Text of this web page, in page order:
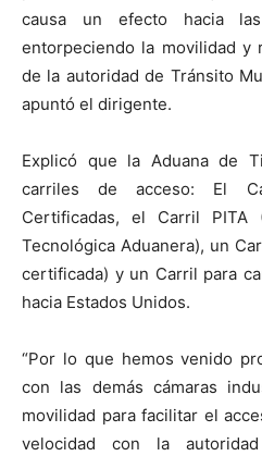
causa un efecto hacia
entorpeciendo la movilidad y
de la autoridad de Tránsito
apuntó el dirigente.
Explicó que la Aduana de
carriles de acceso: El
Certificadas, el Carril PITA
Tecnológica Aduanera), un
certificada) y un Carril para
hacia Estados Unidos.
“Por lo que hemos venido
con las demás cámaras
movilidad para facilitar el
velocidad con la